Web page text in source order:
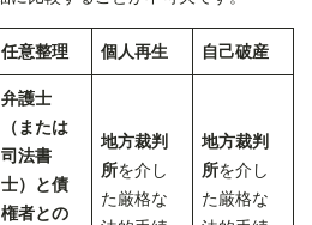
任意整理 個人再生 自己破産
弁護士
（または
司法書
士）と債
権者との
地方裁判
所を介し
た厳格な
地方裁判
所を介し
た厳格な